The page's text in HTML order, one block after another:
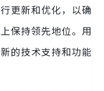
更新和优化，以确
保持领先地位。用
的技术支持和功能